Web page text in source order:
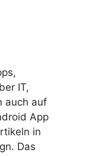
IT,
auch auf
App
in
Das